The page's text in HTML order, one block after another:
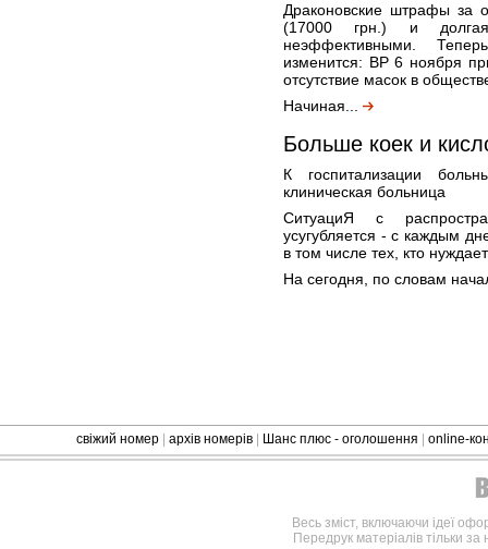
Драконовские штрафы за
(17000 грн.) и
неэффективными.
изменится: ВР 6 ноября
отсутствие масок в
Начиная...
Больше коек и
К госпитализации
клиническая больница
СитуациЯ с
усугубляется - с каждым
в том числе тех, кто
На сегодня, по словам
свіжий номер архів номерів Шанс плюс - оголошення online-
Весь зміст, включаючи ідеї
Передрук матеріалів тільки